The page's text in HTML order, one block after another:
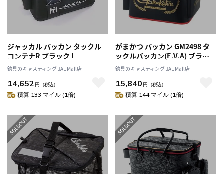
ジャッカル バッカン タックル
コンテナR ブラック L
釣具のキャスティング JAL Mall店
14,652 円 （税込）
積算 133 マイル (1倍)
がまかつ バッカン GM2498 タ
ックルバッカン(E.V.A) ブラッ
ク 36cm
釣具のキャスティング JAL Mall店
15,840 円 （税込）
積算 144 マイル (1倍)